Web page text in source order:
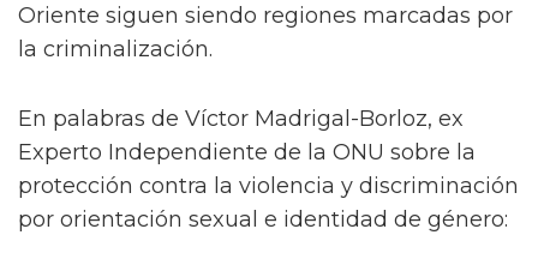
Oriente siguen siendo regiones marcadas por
la criminalización.
En palabras de Víctor Madrigal-Borloz, ex
Experto Independiente de la ONU sobre la
protección contra la violencia y discriminación
por orientación sexual e identidad de género: